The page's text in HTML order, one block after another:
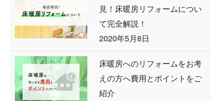
見！床暖房リフォームについ
て完全解説！
2020年5月8日
床暖房へのリフォームをお考
えの方へ費用とポイントをご
紹介